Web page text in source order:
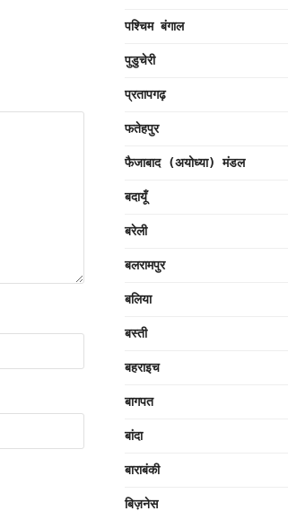
पश्चिम बंगाल
पुडुचेरी
प्रतापगढ़
फतेहपुर
फैजाबाद (अयोध्या) मंडल
बदायूँ
बरेली
बलरामपुर
बलिया
बस्ती
बहराइच
बागपत
बांदा
बाराबंकी
बिज़नेस